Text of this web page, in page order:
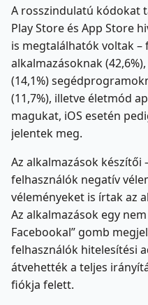
A rosszindulatú kódokat
Play Store és App Store
is megtalálhatók voltak
alkalmazásoknak
(14,1%)
(11,7%), illetve életmód
magukat, iOS esetén
jelentek meg.
Az alkalmazások készítői
felhasználók negatív
véleményeket is írtak az
Az alkalmazások egy
Facebookal” gomb
felhasználók hitelesítési
átvehették a teljes
fiókja felett.